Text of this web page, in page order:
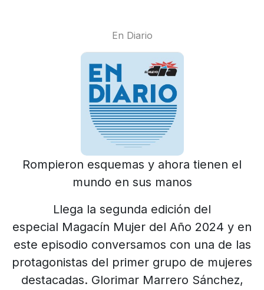
En Diario
Rompieron esquemas y ahora tienen el
mundo en sus manos
Llega la segunda edición del
especial Magacín Mujer del Año 2024 y en
este episodio conversamos con una de las
protagonistas del primer grupo de mujeres
destacadas. Glorimar Marrero Sánchez,